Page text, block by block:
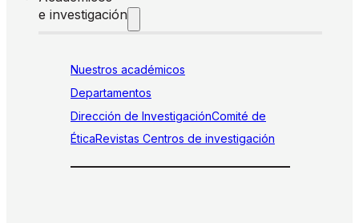
e investigación
Nuestros académicos
Departamentos
Dirección de InvestigaciónComité de
ÉticaRevistas Centros de investigación